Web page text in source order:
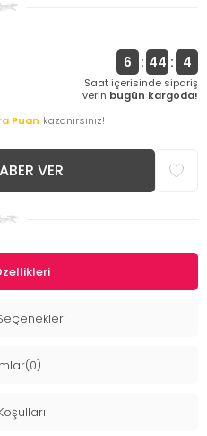
6 : 44 : 4
Saat içerisinde sipariş
verin bugün kargoda!
Puan kazanırsınız!
VER